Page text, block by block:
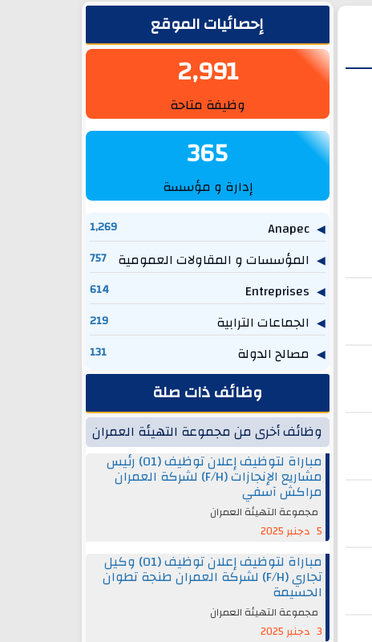
الشريط الجانبيإحصائيات الموقع
2,991
وظيفة متاحة
365
إدارة و مؤسسة
Anapec
1,269
المؤسسات و المقاولات العمومية 757
614
الجماعات الترابية 219
مصالح الدولة 131
وظائف ذات صلة
وظائف أخرى من مجموعة التهيئة العمران
مباراة لتوظيف إعلان توظيف (01) رئيس
مشاريع الإنجازات (F/H) لشركة العمران
مراكش آسفي
مجموعة التهيئة العمران
5 دجنبر 2025
مباراة لتوظيف إعلان توظيف (01) وكيل
تجاري (F/H) لشركة العمران طنجة تطوان
الحسيمة
مجموعة التهيئة العمران
3 دجنبر 2025